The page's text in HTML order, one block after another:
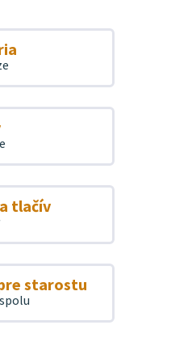
tlačív
starostu